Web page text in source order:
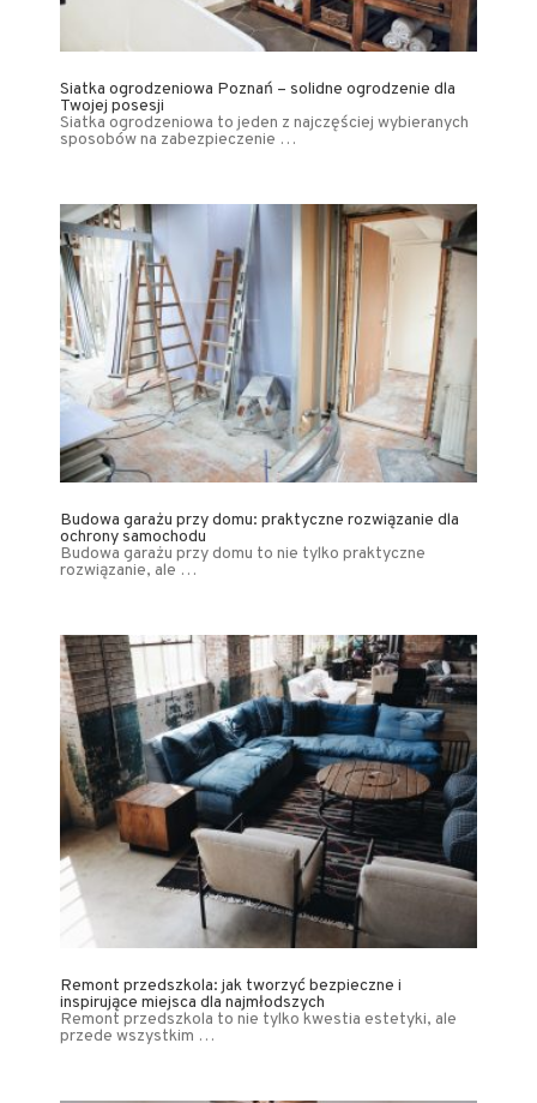
Siatka ogrodzeniowa Poznań – solidne ogrodzenie dla
Twojej posesji
Siatka ogrodzeniowa to jeden z najczęściej wybieranych
sposobów na zabezpieczenie …
Budowa garażu przy domu: praktyczne rozwiązanie dla
ochrony samochodu
Budowa garażu przy domu to nie tylko praktyczne
rozwiązanie, ale …
Remont przedszkola: jak tworzyć bezpieczne i
inspirujące miejsca dla najmłodszych
Remont przedszkola to nie tylko kwestia estetyki, ale
przede wszystkim …